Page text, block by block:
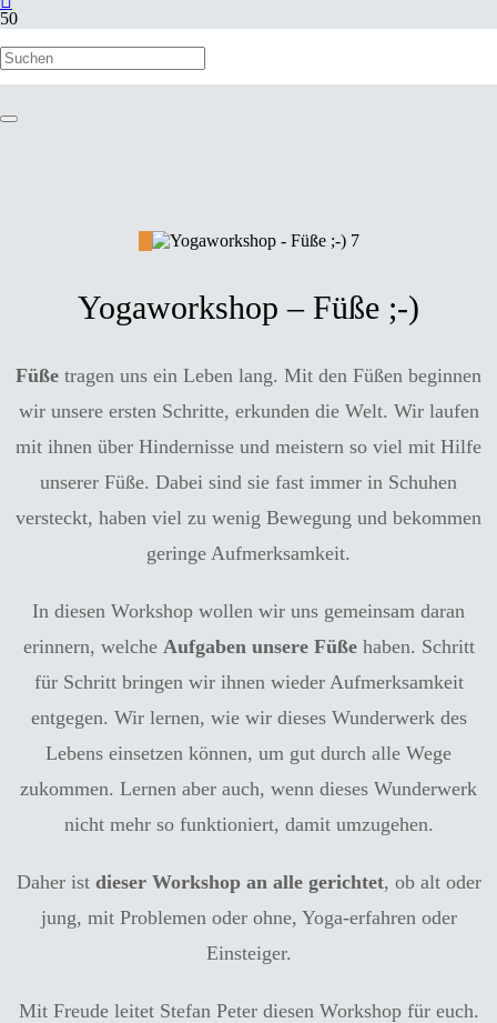
Yogaworkshop – Füße ;-)
Füße tragen uns ein Leben lang. Mit den Füßen beginnen
wir unsere ersten Schritte, erkunden die Welt. Wir laufen
mit ihnen über Hindernisse und meistern so viel mit Hilfe
unserer Füße. Dabei sind sie fast immer in Schuhen
versteckt, haben viel zu wenig Bewegung und bekommen
geringe Aufmerksamkeit.
In diesen Workshop wollen wir uns gemeinsam daran
erinnern, welche Aufgaben unsere Füßehaben. Schritt
für Schritt bringen wir ihnen wieder Aufmerksamkeit
entgegen. Wir lernen, wie wir dieses Wunderwerk des
Lebens einsetzen können, um gut durch alle Wege
zukommen. Lernen aber auch, wenn dieses Wunderwerk
nicht mehr so funktioniert, damit umzugehen.
Daher ist dieser Workshop an alle gerichtet, ob alt oder
jung, mit Problemen oder ohne, Yoga-erfahren oder
Einsteiger.
Mit Freude leitet Stefan Peter diesen Workshop für euch.